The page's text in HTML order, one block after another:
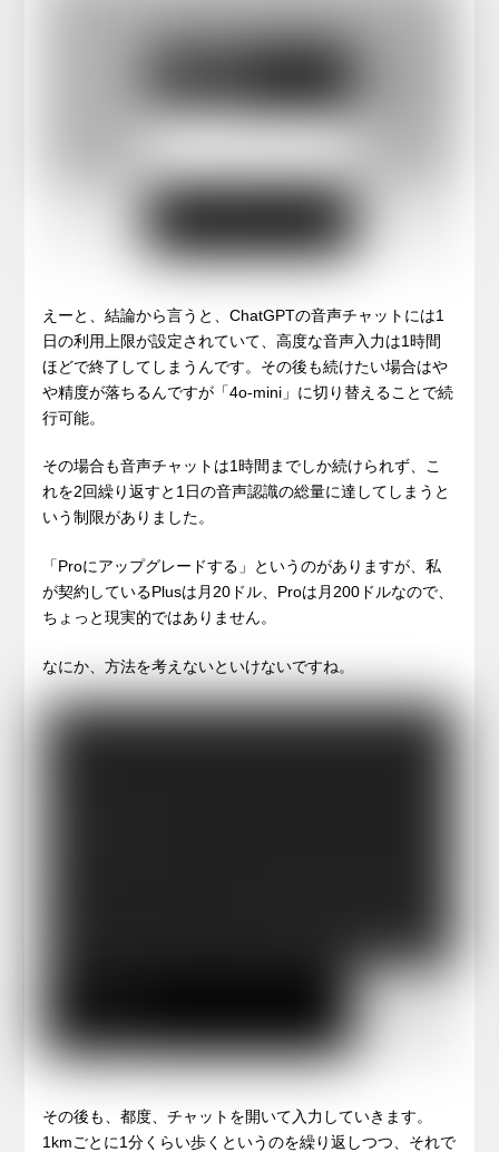
えーと、結論から言うと、ChatGPTの音声チャットには1
日の利用上限が設定されていて、高度な音声入力は1時間
ほどで終了してしまうんです。その後も続けたい場合はや
や精度が落ちるんですが「4o-mini」に切り替えることで続
行可能。
その場合も音声チャットは1時間までしか続けられず、こ
れを2回繰り返すと1日の音声認識の総量に達してしまうと
いう制限がありました。
「Proにアップグレードする」というのがありますが、私
が契約しているPlusは月20ドル、Proは月200ドルなので、
ちょっと現実的ではありません。
なにか、方法を考えないといけないですね。
その後も、都度、チャットを開いて入力していきます。
1kmごとに1分くらい歩くというのを繰り返しつつ、それで